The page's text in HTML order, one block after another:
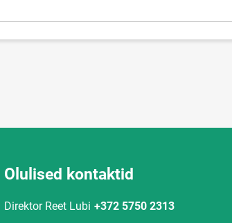
Olulised kontaktid
Direktor Reet Lubi +372 5750 2313